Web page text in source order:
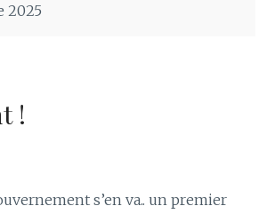
2025
!
s’en va.. un premier